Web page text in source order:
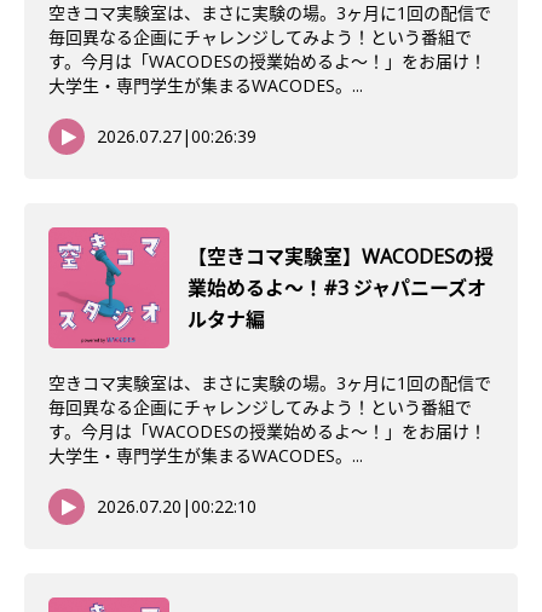
空きコマ実験室は、まさに実験の場。3ヶ月に1回の配信で
毎回異なる企画にチャレンジしてみよう！という番組で
す。今月は「WACODESの授業始めるよ～！」をお届け！
大学生・専門学生が集まるWACODES。...
2026.07.27|00:26:39
【空きコマ実験室】WACODESの授
業始めるよ〜！#3 ジャパニーズオ
ルタナ編
空きコマ実験室は、まさに実験の場。3ヶ月に1回の配信で
毎回異なる企画にチャレンジしてみよう！という番組で
す。今月は「WACODESの授業始めるよ～！」をお届け！
大学生・専門学生が集まるWACODES。...
2026.07.20 |00:22:10